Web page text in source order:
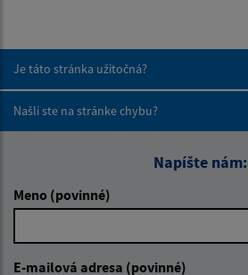
Je táto stránka užitočná?
Našli ste na stránke chybu?
Napíšte nám:
Meno (povinné)
E-mailová adresa (povinné)